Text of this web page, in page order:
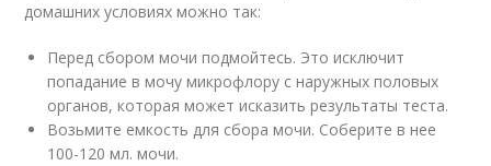
домашних условиях можно так:
Перед сбором мочи подмойтесь. Это исключит
попадание в мочу микрофлору с наружных половых
органов, которая может исказить результаты теста.
Возьмите емкость для сбора мочи. Соберите в нее
100-120 мл. мочи.